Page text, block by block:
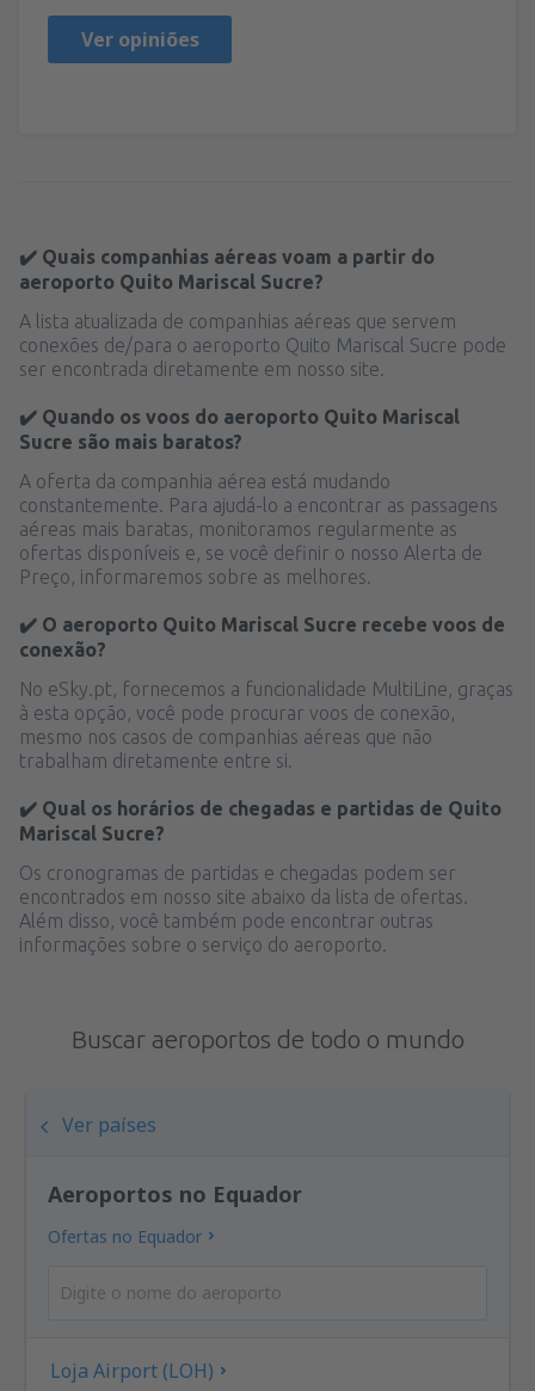
Ver opiniões
✔️ Quais companhias aéreas voam a partir do
aeroporto Quito Mariscal Sucre?
A lista atualizada de companhias aéreas que servem
conexões de/para o aeroporto Quito Mariscal Sucre pode
ser encontrada diretamente em nosso site.
✔️ Quando os voos do aeroporto Quito Mariscal
Sucre são mais baratos?
A oferta da companhia aérea está mudando
constantemente. Para ajudá-lo a encontrar as passagens
aéreas mais baratas, monitoramos regularmente as
ofertas disponíveis e, se você definir o nosso Alerta de
Preço, informaremos sobre as melhores.
✔️ O aeroporto Quito Mariscal Sucre recebe voos de
conexão?
No eSky.pt, fornecemos a funcionalidade MultiLine, graças
à esta opção, você pode procurar voos de conexão,
mesmo nos casos de companhias aéreas que não
trabalham diretamente entre si.
✔️ Qual os horários de chegadas e partidas de Quito
Mariscal Sucre?
Os cronogramas de partidas e chegadas podem ser
encontrados em nosso site abaixo da lista de ofertas.
Além disso, você também pode encontrar outras
informações sobre o serviço do aeroporto.
Buscar aeroportos de todo o mundo
Ver países
Aeroportos no Equador
Ofertas no Equador
Loja Airport (LOH)